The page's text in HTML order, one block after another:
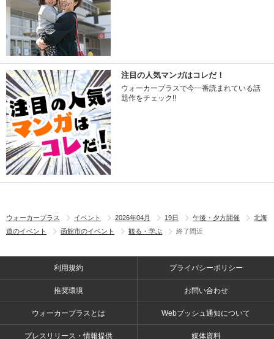
注目の人気マンガはコレだ！
ウォーカープラスで今一番読まれている話
題作をチェック!!
ウォーカープラス イベント 2026年04月 19日 午後・夕方開催
北海
道のイベント
函館市のイベント 観る・学ぶ 終了間近
利用規約 プライバシーポリシー
推奨環境 お問い合わせ
ウォーカープラスとは Webプッシュ通知について
プレスリリース・情報提供 媒体資料